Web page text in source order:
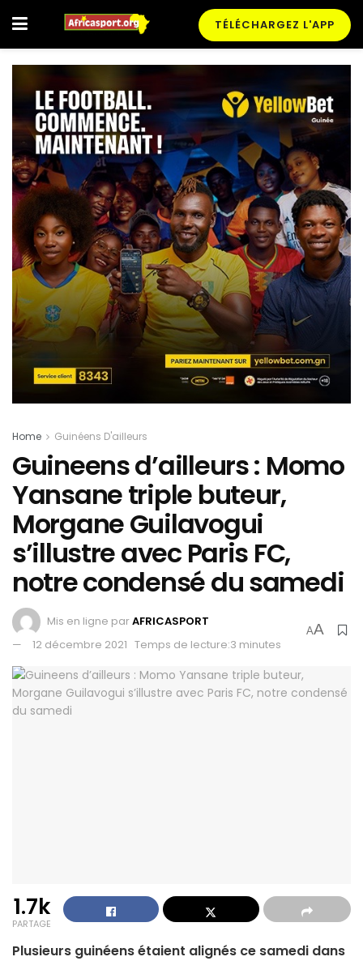
TÉLÉCHARGEZ L'APP
Home Guinéens D'ailleurs
Guineens d’ailleurs : Momo
Yansane triple buteur,
Morgane Guilavogui
s’illustre avec Paris FC,
notre condensé du samedi
Mis en ligne parAFRICASPORT
12 décembre 2021 Temps de lecture:3 minutes
AA
1.7k
PARTAGE
Plusieurs guinéens étaient alignés ce samedi dans